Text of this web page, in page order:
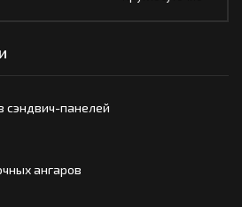
сэндвич-панелей
ангаров